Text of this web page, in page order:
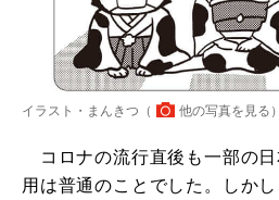
イラスト・まんきつ（ 他の写真を見る ）
コロナの流行直後も一部の
用は普通のことでした。しか